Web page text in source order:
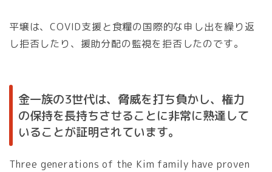
平壌は、COVID支援と食糧の国際的な申し出を繰り返
し拒否したり、援助分配の監視を拒否したのです。
金一族の3世代は、脅威を打ち負かし、権力
の保持を長持ちさせることに非常に熟達して
いることが証明されています。
Three generations of the Kim family have proven